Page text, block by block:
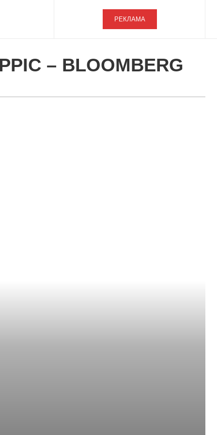
РЕКЛАМА
– BLOOMBERG